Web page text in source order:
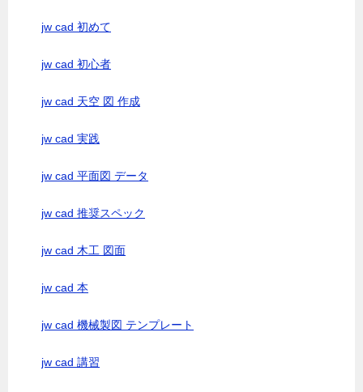
jw cad 初めて
jw cad 初心者
jw cad 天空 図 作成
jw cad 実践
jw cad 平面図 データ
jw cad 推奨スペック
jw cad 木工 図面
jw cad 本
jw cad 機械製図 テンプレート
jw cad 講習